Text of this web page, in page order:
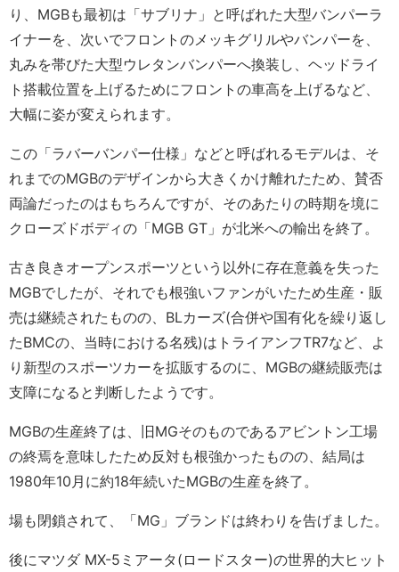
り、MGBも最初は「サブリナ」と呼ばれた大型バンパーラ
イナーを、次いでフロントのメッキグリルやバンパーを、
丸みを帯びた大型ウレタンバンパーへ換装し、ヘッドライ
ト搭載位置を上げるためにフロントの車高を上げるなど、
大幅に姿が変えられます。
この「ラバーバンパー仕様」などと呼ばれるモデルは、そ
れまでのMGBのデザインから大きくかけ離れたため、賛否
両論だったのはもちろんですが、そのあたりの時期を境に
クローズドボディの「MGB GT」が北米への輸出を終了。
古き良きオープンスポーツという以外に存在意義を失った
MGBでしたが、それでも根強いファンがいたため生産・販
売は継続されたものの、BLカーズ(合併や国有化を繰り返し
たBMCの、当時における名残)はトライアンフTR7など、よ
り新型のスポーツカーを拡販するのに、MGBの継続販売は
支障になると判断したようです。
MGBの生産終了は、旧MGそのものであるアビントン工場
の終焉を意味したため反対も根強かったものの、結局は
1980年10月に約18年続いたMGBの生産を終了。
場も閉鎖されて、「MG」ブランドは終わりを告げました。
後にマツダ MX-5ミアータ(ロードスター)の世界的大ヒット